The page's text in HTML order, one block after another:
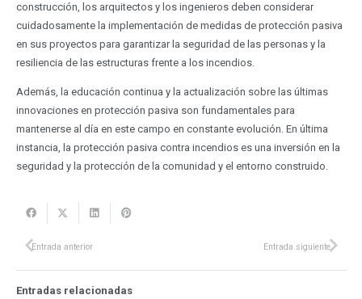
construcción, los arquitectos y los ingenieros deben considerar
cuidadosamente la implementación de medidas de protección pasiva
en sus proyectos para garantizar la seguridad de las personas y la
resiliencia de las estructuras frente a los incendios.
Además, la educación continua y la actualización sobre las últimas
innovaciones en protección pasiva son fundamentales para
mantenerse al día en este campo en constante evolución. En última
instancia, la protección pasiva contra incendios es una inversión en la
seguridad y la protección de la comunidad y el entorno construido.
Entrada anterior Entrada siguiente
Entradas relacionadas